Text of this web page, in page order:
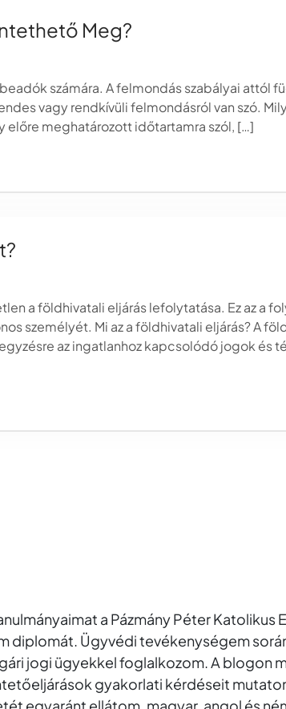
Meg?
számára. A felmondás szabályai attól
vagy rendkívüli felmondásról van szó.
előre meghatározott időtartamra szól, […]
a földhivatali eljárás lefolytatása. Ez az a
személyét. Mi az a földhivatali eljárás? A
az ingatlanhoz kapcsolódó jogok és
a Pázmány Péter Katolikus
diplomát. Ügyvédi tevékenységem
jogi ügyekkel foglalkozom. A blogon
gyakorlati kérdéseit